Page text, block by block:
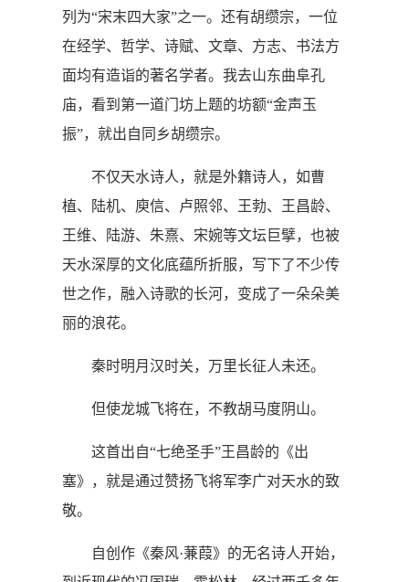
列为“宋末四大家”之一。还有胡缵宗，一位
在经学、哲学、诗赋、文章、方志、书法方
面均有造诣的著名学者。我去山东曲阜孔
庙，看到第一道门坊上题的坊额“金声玉
振”，就出自同乡胡缵宗。
不仅天水诗人，就是外籍诗人，如曹
植、陆机、庾信、卢照邻、王勃、王昌龄、
王维、陆游、朱熹、宋婉等文坛巨擘，也被
天水深厚的文化底蕴所折服，写下了不少传
世之作，融入诗歌的长河，变成了一朵朵美
丽的浪花。
秦时明月汉时关，万里长征人未还。
但使龙城飞将在，不教胡马度阴山。
这首出自“七绝圣手”王昌龄的《出
塞》，就是通过赞扬飞将军李广对天水的致
敬。
自创作《秦风·蒹葭》的无名诗人开始，